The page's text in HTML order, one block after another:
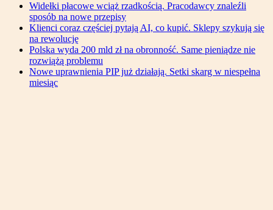
Widełki płacowe wciąż rzadkością. Pracodawcy znaleźli
sposób na nowe przepisy
Klienci coraz częściej pytają AI, co kupić. Sklepy szykują się
na rewolucję
Polska wyda 200 mld zł na obronność. Same pieniądze nie
rozwiążą problemu
Nowe uprawnienia PIP już działają. Setki skarg w niespełna
miesiąc